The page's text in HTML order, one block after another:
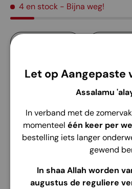
4 en stock - Bijna weg!
Qté
Service de retrait
Habituellement prête en 2
Voir les informations de la
Let op Aangepaste
Assalamu
In verband met de
momenteel één keer per
bestelling iets langer
gewend
In shaa Allah worden
augustus de reguliere